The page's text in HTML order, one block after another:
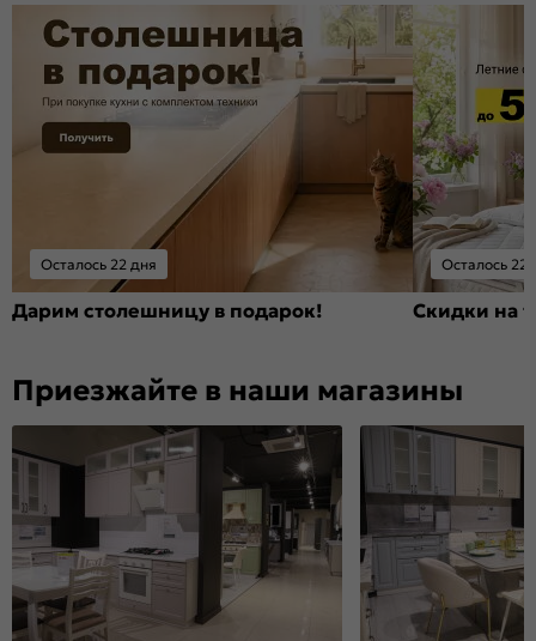
Осталось 22 дня
Дарим столешницу в подарок!
Осталось 22
Скидки на
Приезжайте в наши магазины